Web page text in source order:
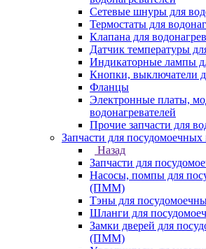
Сетевые шнуры для
Термостаты для
Клапана для
Датчик температуры
Индикаторные лампы
Кнопки, выключатели
Фланцы
Электронные платы,
водонагревателей
Прочие запчасти для
Запчасти для
Назад
Запчасти для
Насосы, помпы для
(ПММ)
Тэны для
Шланги для
Замки дверей для
(ПММ)